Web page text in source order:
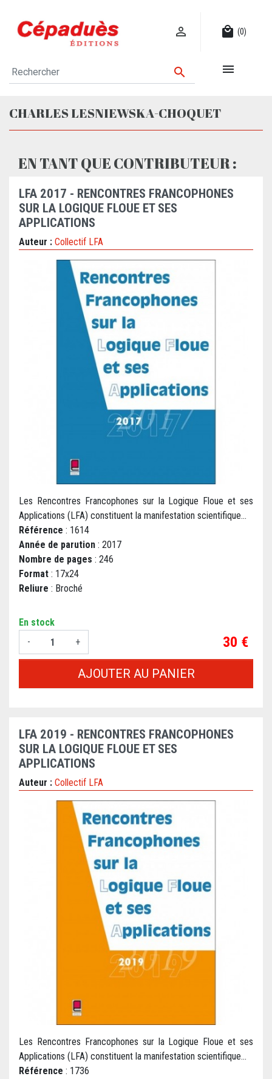
 local_mall (0)
 
CHARLES LESNIEWSKA-CHOQUET
EN TANT QUE CONTRIBUTEUR :
LFA 2017 - RENCONTRES FRANCOPHONES
SUR LA LOGIQUE FLOUE ET SES
APPLICATIONS
Auteur : Collectif LFA
Les Rencontres Francophones sur la Logique Floue et ses
Applications (LFA) constituent la manifestation scientifique...
Référence : 1614
Année de parution : 2017
Nombre de pages : 246
Format : 17x24
Reliure : Broché
En stock
-
+ Prix
30 €
AJOUTER AU PANIER
LFA 2019 - RENCONTRES FRANCOPHONES
SUR LA LOGIQUE FLOUE ET SES
APPLICATIONS
Auteur : Collectif LFA
Les Rencontres Francophones sur la Logique Floue et ses
Applications (LFA) constituent la manifestation scientifique...
Référence : 1736